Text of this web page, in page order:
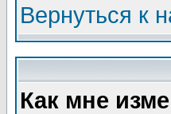
Вернуться к
Как мне